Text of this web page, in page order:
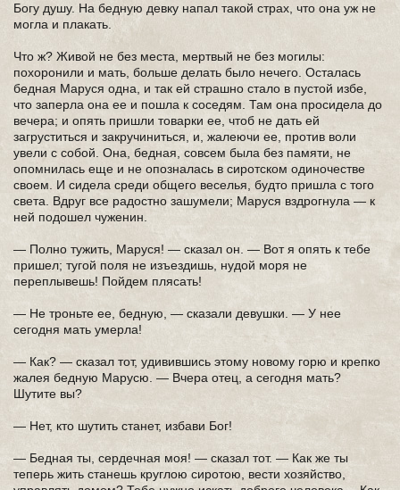
Богу душу. На бедную девку напал такой страх, что она уж не
могла и плакать.
Что ж? Живой не без места, мертвый не без могилы:
похоронили и мать, больше делать было нечего. Осталась
бедная Маруся одна, и так ей страшно стало в пустой избе,
что заперла она ее и пошла к соседям. Там она просидела до
вечера; и опять пришли товарки ее, чтоб не дать ей
загруститься и закручиниться, и, жалеючи ее, против воли
увели с собой. Она, бедная, совсем была без памяти, не
опомнилась еще и не опозналась в сиротском одиночестве
своем. И сидела среди общего веселья, будто пришла с того
света. Вдруг все радостно зашумели; Маруся вздрогнула — к
ней подошел чуженин.
— Полно тужить, Маруся! — сказал он. — Вот я опять к тебе
пришел; тугой поля не изъездишь, нудой моря не
переплывешь! Пойдем плясать!
— Не троньте ее, бедную, — сказали девушки. — У нее
сегодня мать умерла!
— Как? — сказал тот, удивившись этому новому горю и крепко
жалея бедную Марусю. — Вчера отец, а сегодня мать?
Шутите вы?
— Нет, кто шутить станет, избави Бог!
— Бедная ты, сердечная моя! — сказал тот. — Как же ты
теперь жить станешь круглою сиротою, вести хозяйство,